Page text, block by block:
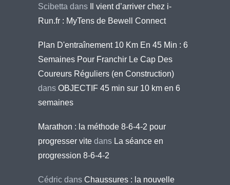
Scibetta dans
Il vient d’arriver chez i-
Run.fr : MyTens de Bewell Connect
Plan D'entraînement 10 Km En 45 Min : 6
Semaines Pour Franchir Le Cap Des
Coureurs Réguliers (en Construction)
dans OBJECTIF 45 min sur 10 km en 6
semaines
Marathon : la méthode 8-6-4-2 pour
progresser vite dans La séance en
progression 8-6-4-2
Cédric dans Chaussures : la nouvelle